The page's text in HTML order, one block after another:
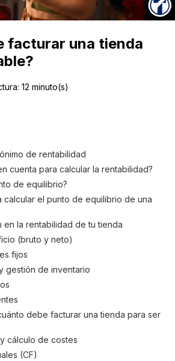
facturar una tienda
12 minuto(s)
de rentabilidad
cuenta para calcular la rentabilidad?
de equilibrio?
calcular el punto de equilibrio de una
en la rentabilidad de tu tienda
(bruto y neto)
fijos
gestión de inventario
debe facturar una tienda para ser
cálculo de costes
(CF)